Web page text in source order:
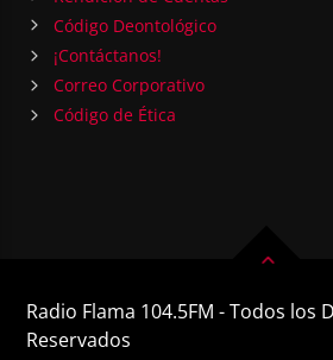
Código Deontológico
¡Contáctanos!
Correo Corporativo
Código de Ética
Radio Flama 104.5FM - Todos los
Reservados